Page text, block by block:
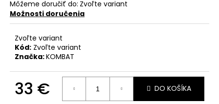
Môžeme doručiť do: Zvoľte variant
Možnosti doručenia
Zvoľte variant
Kód: Zvoľte variant
Značka:KOMBAT
33 € DO KOŠÍKA
d
p
ú
a
m
e